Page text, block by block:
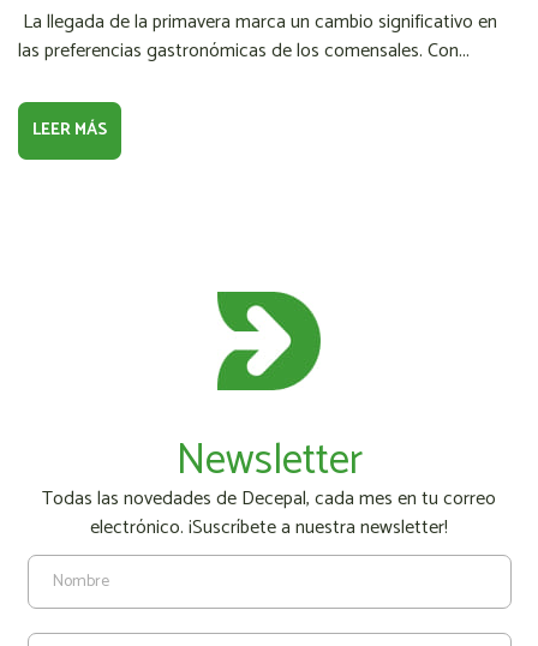
La llegada de la primavera marca un cambio significativo en
las preferencias gastronómicas de los comensales. Con...
LEER MÁS
Newsletter
Todas las novedades de Decepal, cada mes en tu correo
electrónico. ¡Suscríbete a nuestra newsletter!